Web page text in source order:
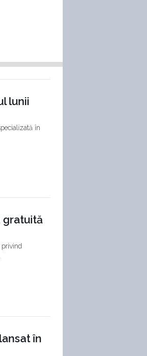
lunii
în
gratuită
privind
în